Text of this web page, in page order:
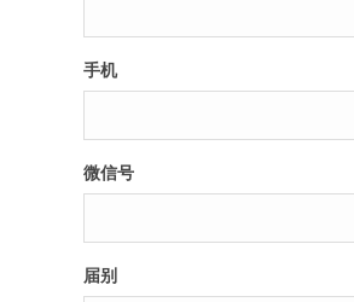
辉煌2013
梦工坊圈
手机
微信号
届别